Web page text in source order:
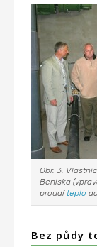
Obr. 3:
Beniska
proudíteplo
Bez půdy